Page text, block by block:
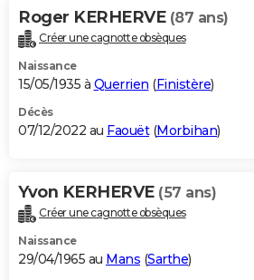
Roger KERHERVE (87 ans)
Créer une cagnotte obsèques
Naissance
15/05/1935 à Querrien (Finistère)
Décès
07/12/2022 au Faouët(Morbihan)
Yvon KERHERVE (57 ans)
Créer une cagnotte obsèques
Naissance
29/04/1965 au Mans (Sarthe)